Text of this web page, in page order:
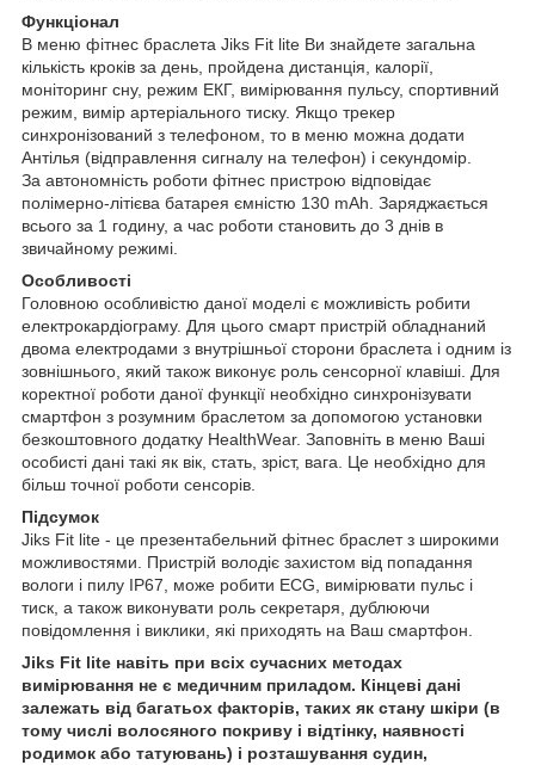
Функціонал
В меню фітнес браслета Jiks Fit lite Ви знайдете загальна
кількість кроків за день, пройдена дистанція, калорії,
моніторинг сну, режим ЕКГ, вимірювання пульсу, спортивний
режим, вимір артеріального тиску. Якщо трекер
синхронізований з телефоном, то в меню можна додати
Антілья (відправлення сигналу на телефон) і секундомір.
За автономність роботи фітнес пристрою відповідає
полімерно-літієва батарея ємністю 130 mAh. Заряджається
всього за 1 годину, а час роботи становить до 3 днів в
звичайному режимі.
Особливості
Головною особливістю даної моделі є можливість робити
електрокардіограму. Для цього смарт пристрій обладнаний
двома електродами з внутрішньої сторони браслета і одним із
зовнішнього, який також виконує роль сенсорної клавіші. Для
коректної роботи даної функції необхідно синхронізувати
смартфон з розумним браслетом за допомогою установки
безкоштовного додатку HealthWear. Заповніть в меню Ваші
особисті дані такі як вік, стать, зріст, вага. Це необхідно для
більш точної роботи сенсорів.
Підсумок
Jiks Fit lite - це презентабельний фітнес браслет з широкими
можливостями. Пристрій володіє захистом від попадання
вологи і пилу IP67, може робити ECG, вимірювати пульс і
тиск, а також виконувати роль секретаря, дублюючи
повідомлення і виклики, які приходять на Ваш смартфон.
Jiks Fit lite навіть при всіх сучасних методах
вимірювання не є медичним приладом. Кінцеві дані
залежать від багатьох факторів, таких як стану шкіри (в
тому числі волосяного покриву і відтінку, наявності
родимок або татуювань) і розташування судин,